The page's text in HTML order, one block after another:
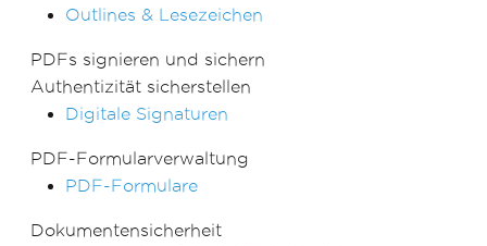
Outlines & Lesezeichen
PDFs signieren und sichern
Authentizität sicherstellen
Digitale Signaturen
PDF-Formularverwaltung
PDF-Formulare
Dokumentensicherheit